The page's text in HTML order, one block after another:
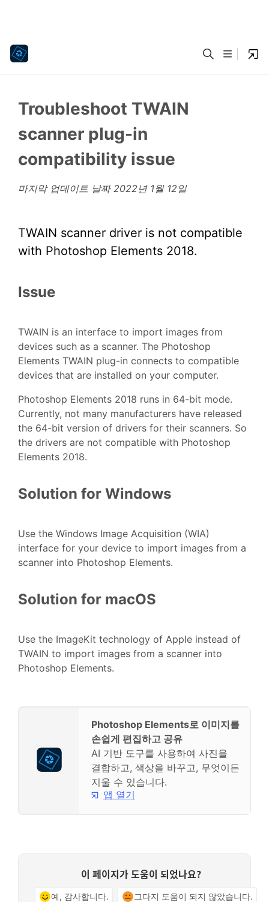
Troubleshoot TWAIN
scanner plug-in
compatibility issue
마지막 업데이트 날짜 2022년 1월 12일
TWAIN scanner driver is not compatible
with Photoshop Elements 2018.
Issue
TWAIN is an interface to import images from
devices such as a scanner. The Photoshop
Elements TWAIN plug-in connects to compatible
devices that are installed on your computer.
Photoshop Elements 2018 runs in 64-bit mode.
Currently, not many manufacturers have released
the 64-bit version of drivers for their scanners. So
the drivers are not compatible with Photoshop
Elements 2018.
Solution for Windows
Use the Windows Image Acquisition (WIA)
interface for your device to import images from a
scanner into Photoshop Elements.
Solution for macOS
Use the ImageKit technology of Apple instead of
TWAIN to import images from a scanner into
Photoshop Elements.
Photoshop Elements로 이미지를
손쉽게 편집하고 공유
AI 기반 도구를 사용하여 사진을
결합하고, 색상을 바꾸고, 무엇이든
지울 수 있습니다.
앱 열기
이 페이지가 도움이 되었나요?
예, 감사합니다. 그다지 도움이 되지 않았습니다.